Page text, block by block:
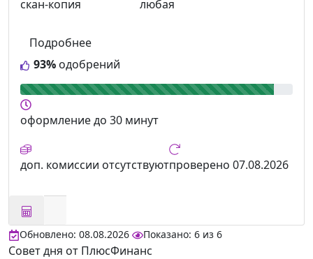
93% одобрений
Подробнее
скан-копия
любая
оформлениедо 30 минут
доп. комиссии отсутствуютпроверено 07.08.2026
Обновлено: 08.08.2026 Показано: 6 из 6
Совет дня от ПлюсФинанс